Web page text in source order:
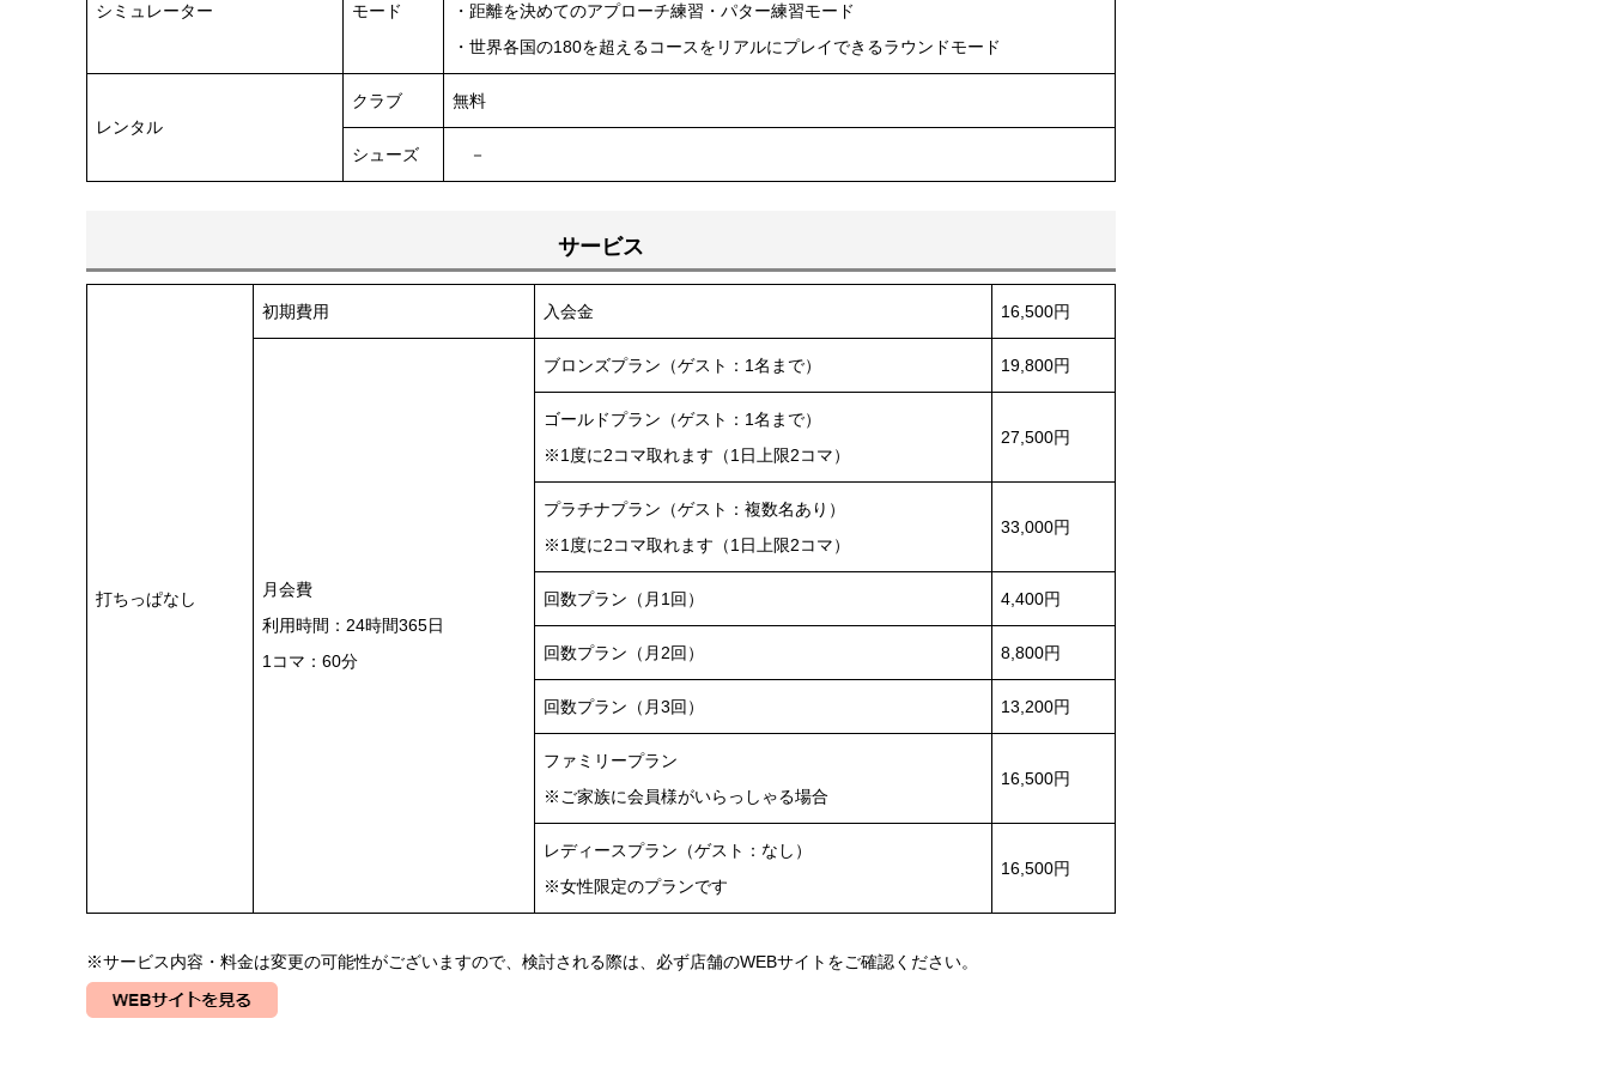
シミュレーター モード
・距離を決めてのアプローチ練習・パター練習モード
・世界各国の180を超えるコースをリアルにプレイできるラウンドモード
レンタル
クラブ 無料
シューズ －
サービス
打ちっぱなし
初期費用 入会金 16,500円
月会費
利用時間：24時間365日
1コマ：60分
ブロンズプラン（ゲスト：1名まで） 19,800円
ゴールドプラン（ゲスト：1名まで）
※1度に2コマ取れます（1日上限2コマ）
27,500円
プラチナプラン（ゲスト：複数名あり）
※1度に2コマ取れます（1日上限2コマ）
33,000円
回数プラン（月1回） 4,400円
回数プラン（月2回） 8,800円
回数プラン（月3回） 13,200円
ファミリープラン
※ご家族に会員様がいらっしゃる場合
16,500円
レディースプラン（ゲスト：なし）
※女性限定のプランです
16,500円
※サービス内容・料金は変更の可能性がございますので、検討される際は、必ず店舗のWEBサイトをご確認ください。